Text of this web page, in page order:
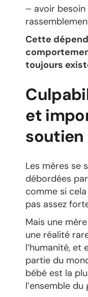
– avoir besoin
Cette
toujours
et
soutien
Les mères se
débordées
comme si cela
pas assez
Mais une
une réalité
l’humanité, et
partie du
bébé est la
l’ensemble